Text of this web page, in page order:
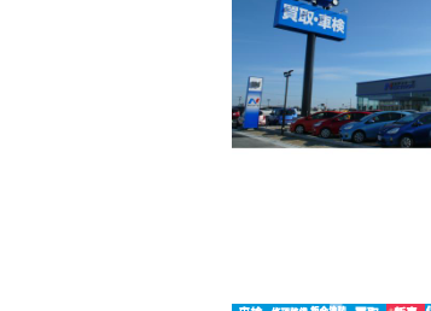
フルフラットシート
シートヒーター
－ フロントカメラ